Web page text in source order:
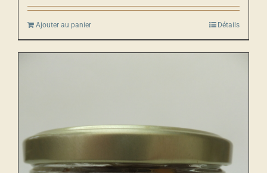
Ajouter au panier Détails